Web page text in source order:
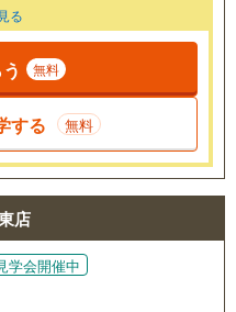
る
無料
する 無料
店
学会開催中